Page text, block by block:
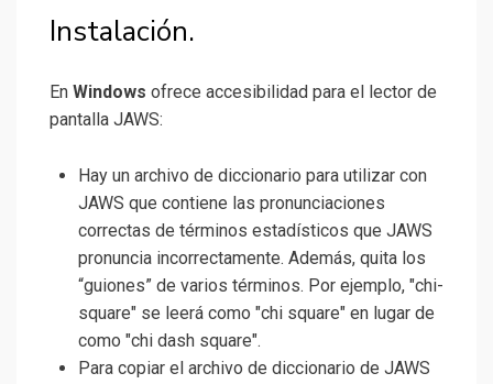
Instalación.
En Windows ofrece accesibilidad para el lector de
pantalla JAWS:
Hay un archivo de diccionario para utilizar con
JAWS que contiene las pronunciaciones
correctas de términos estadísticos que JAWS
pronuncia incorrectamente. Además, quita los
“guiones” de varios términos. Por ejemplo, "chi-
square" se leerá como "chi square" en lugar de
como "chi dash square".
Para copiar el archivo de diccionario de JAWS